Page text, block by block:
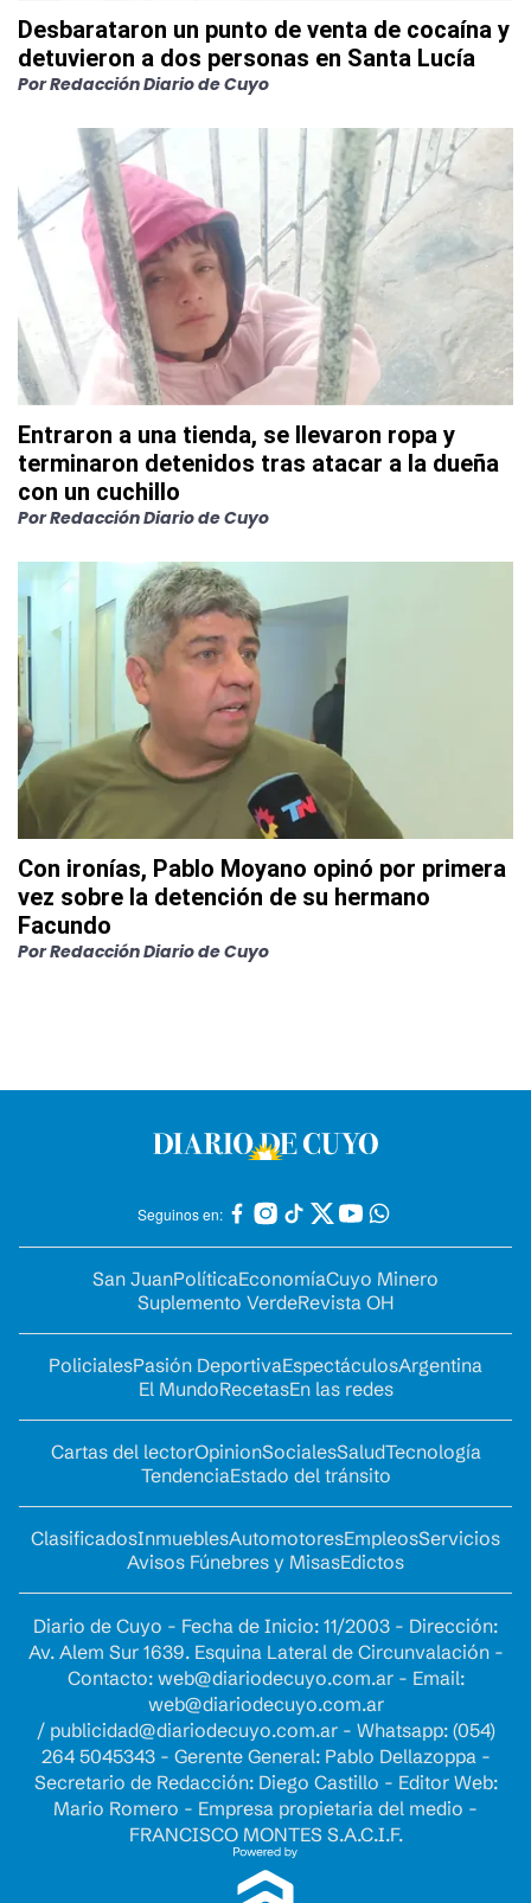
Desbarataron un punto de venta de cocaína y
detuvieron a dos personas en Santa Lucía
PorRedacción Diario de Cuyo
Entraron a una tienda, se llevaron ropa y
terminaron detenidos tras atacar a la dueña
con un cuchillo
PorRedacción Diario de Cuyo
Con ironías, Pablo Moyano opinó por primera
vez sobre la detención de su hermano
Facundo
PorRedacción Diario de Cuyo
Seguinos en:
San JuanPolíticaEconomíaCuyo Minero
Suplemento VerdeRevista OH
PolicialesPasión DeportivaEspectáculosArgentina
El MundoRecetasEn las redes
Cartas del lectorOpinionSocialesSaludTecnología
TendenciaEstado del tránsito
ClasificadosInmueblesAutomotoresEmpleosServicios
Avisos Fúnebres y MisasEdictos
Diario de Cuyo - Fecha de Inicio: 11/2003 - Dirección:
Av. Alem Sur 1639. Esquina Lateral de Circunvalación -
Contacto: web@diariodecuyo.com.ar- Email:
web@diariodecuyo.com.ar
/ publicidad@diariodecuyo.com.ar- Whatsapp: (054)
264 5045343 - Gerente General: Pablo Dellazoppa -
Secretario de Redacción: Diego Castillo - Editor Web:
Mario Romero - Empresa propietaria del medio -
FRANCISCO MONTES S.A.C.I.F.